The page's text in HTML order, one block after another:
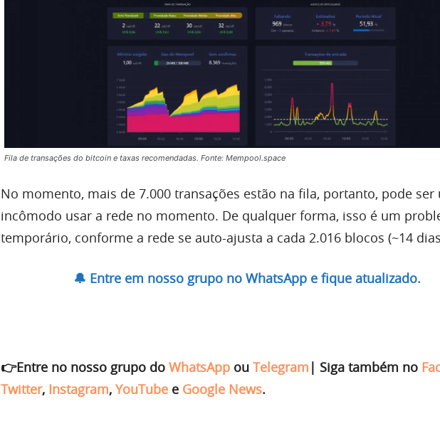
Fila de transações do bitcoin e taxas recomendadas. Fonte: Mempool.space
No momento, mais de 7.000 transações estão na fila, portanto, pode ser
incômodo usar a rede no momento. De qualquer forma, isso é um
temporário, conforme a rede se auto-ajusta a cada 2.016 blocos (~14
🔔 Entre em nosso grupo no WhatsApp e fique atualizado.
👉Entre no nosso grupo do WhatsApp ou Telegram | Siga também no
Twitter, Instagram, YouTube e Google News.